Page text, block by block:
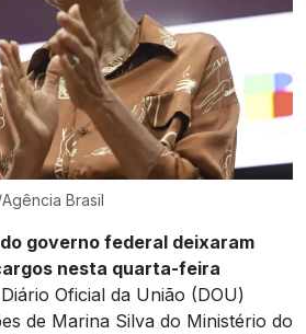
Brasil
governo federal deixaram
nesta quarta-feira
Oficial da União (DOU)
de Marina Silva do Ministério do